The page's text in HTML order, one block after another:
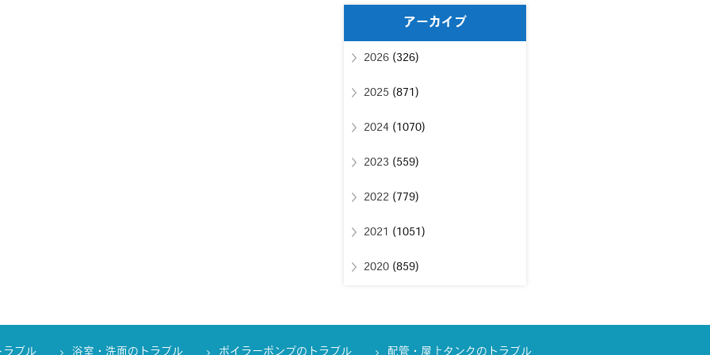
アーカイブ
2026(326)
2025 (871)
2024(1070)
2023 (559)
2022(779)
2021 (1051)
2020(859)
ラブル 浴室・洗面のトラブル ボイラーポンプのトラブル 配管・屋上タンクのトラブル